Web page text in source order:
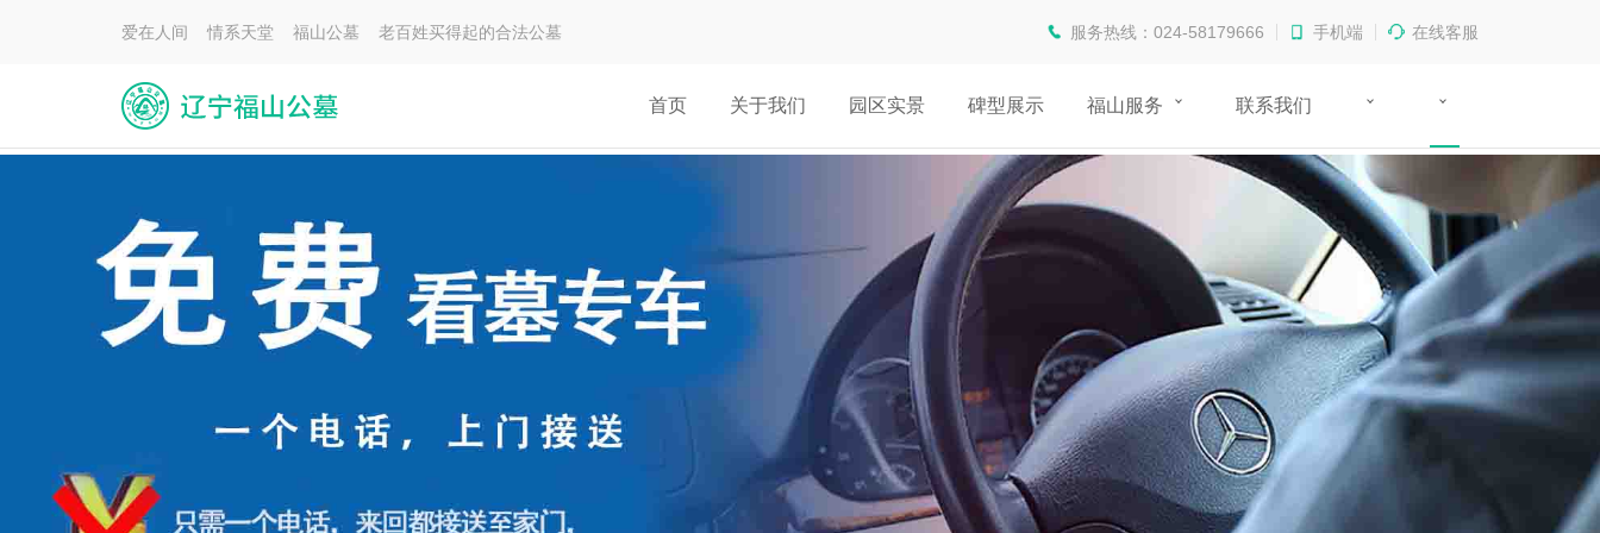
爱在人间 情系天堂 福山公墓 老百姓买得起的合法公墓 服务热线：024-58179666 手机端 在线客服
首页 关于我们 园区实景 碑型展示 福山服务 联系我们